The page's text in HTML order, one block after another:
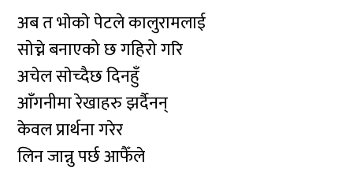
अब त भाेकाे पेटले कालुरामलाई
साेच्ने बनाएको छ गहिरो गरि
अचेल साेच्दैछ दिनहुँ
आँगनीमा रेखाहरु झर्दैनन्
केवल प्रार्थना गरेर
लिन जान्नु पर्छ आफैँले